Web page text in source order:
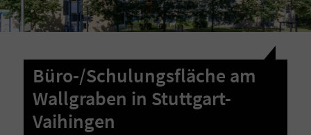
Büro-/Schulungsfläche am
Wallgraben in Stuttgart-
Vaihingen